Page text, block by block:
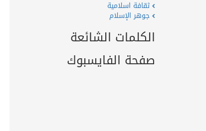
ثقافة اسلامية
جوهر الإسلام
الكلمات الشائعة
صفحة الفايسبوك